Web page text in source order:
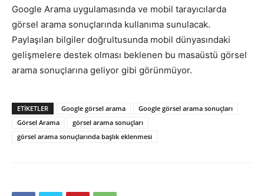
Google Arama uygulamasında ve mobil tarayıcılarda
görsel arama sonuçlarında kullanıma sunulacak.
Paylaşılan bilgiler doğrultusunda mobil dünyasındaki
gelişmelere destek olması beklenen bu masaüstü görsel
arama sonuçlarına geliyor gibi görünmüyor.
ETIKETLER Google görsel arama
Google görsel arama sonuçları
Görsel Arama
görsel arama sonuçları
görsel arama sonuçlarında başlık eklenmesi